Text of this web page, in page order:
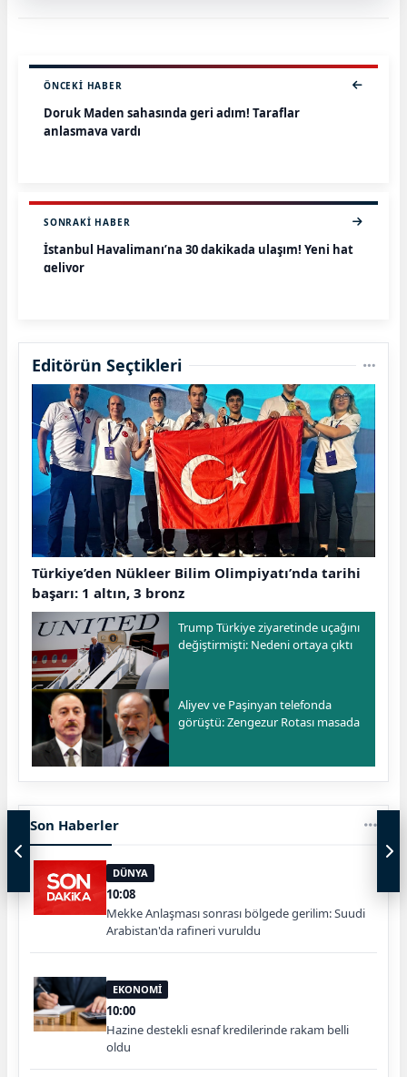
ÖNCEKI HABER
Doruk Maden sahasında geri adım! Taraflar
anlaşmaya vardı
SONRAKI HABER
İstanbul Havalimanı’na 30 dakikada ulaşım! Yeni hat
geliyor
Editörün Seçtikleri
Türkiye’den Nükleer Bilim Olimpiyatı’nda tarihi
başarı: 1 altın, 3 bronz
Trump Türkiye ziyaretinde uçağını
değiştirmişti: Nedeni ortaya çıktı
Aliyev ve Paşinyan telefonda
görüştü: Zengezur Rotası masada
Son Haberler
DÜNYA
10:08
Mekke Anlaşması sonrası bölgede gerilim: Suudi
Arabistan'da rafineri vuruldu
EKONOMİ
10:00
Hazine destekli esnaf kredilerinde rakam belli
oldu